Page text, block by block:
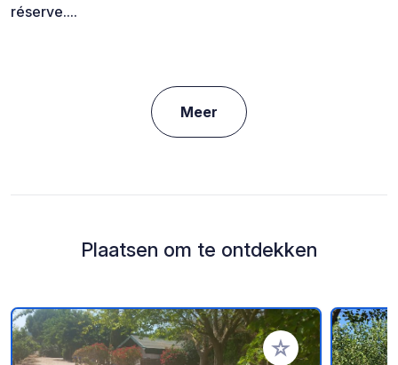
réserve....
Meer
Plaatsen om te ontdekken